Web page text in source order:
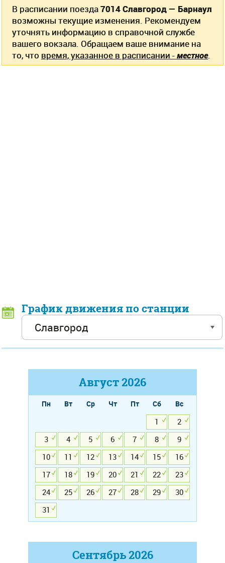
В расписании поезда7014 Славгород — Барнаул
возможны текущие изменения. Рекомендуем
уточнять информацию в справочной службе
вашего вокзала. Обращаем ваше внимание на
то, что время, указанное в расписании -местное.
График движения по станции
Август2026
Пн Вт Ср Чт Пт Сб
Вс
1
2
3
4 5 6 7 8
9
10
11 12 13 14 15
16
17
18 19 20 21 22
23
24
25 26 27 28 29
30
31
Сентябрь2026